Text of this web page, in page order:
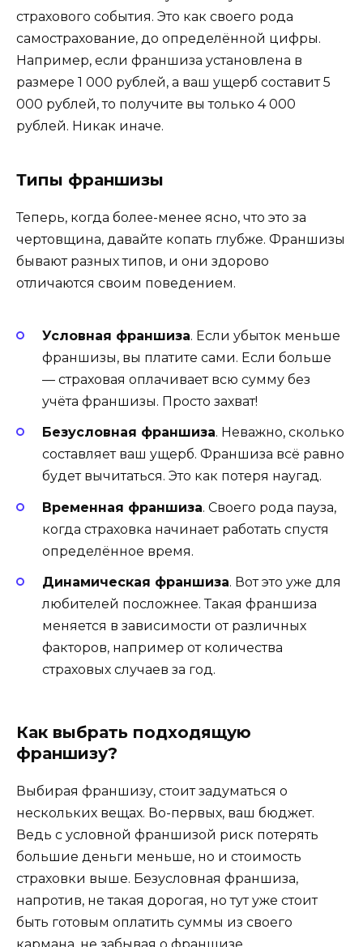
страхового события. Это как своего рода
самострахование, до определённой цифры.
Например, если франшиза установлена в
размере 1 000 рублей, а ваш ущерб составит 5
000 рублей, то получите вы только 4 000
рублей. Никак иначе.
Типы франшизы
Теперь, когда более-менее ясно, что это за
чертовщина, давайте копать глубже. Франшизы
бывают разных типов, и они здорово
отличаются своим поведением.
Условная франшиза. Если убыток меньше
франшизы, вы платите сами. Если больше
— страховая оплачивает всю сумму без
учёта франшизы. Просто захват!
Безусловная франшиза. Неважно, сколько
составляет ваш ущерб. Франшиза всё равно
будет вычитаться. Это как потеря наугад.
Временная франшиза. Своего рода пауза,
когда страховка начинает работать спустя
определённое время.
Динамическая франшиза. Вот это уже для
любителей посложнее. Такая франшиза
меняется в зависимости от различных
факторов, например от количества
страховых случаев за год.
Как выбрать подходящую
франшизу?
Выбирая франшизу, стоит задуматься о
нескольких вещах. Во-первых, ваш бюджет.
Ведь с условной франшизой риск потерять
большие деньги меньше, но и стоимость
страховки выше. Безусловная франшиза,
напротив, не такая дорогая, но тут уже стоит
быть готовым оплатить суммы из своего